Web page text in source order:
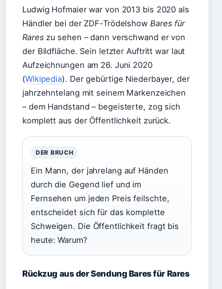
Ludwig Hofmaier war von 2013 bis 2020 als
Händler bei der ZDF-Trödelshow Bares für
Rares zu sehen – dann verschwand er von
der Bildfläche. Sein letzter Auftritt war laut
Aufzeichnungen am 26. Juni 2020
(Wikipedia). Der gebürtige Niederbayer, der
jahrzehntelang mit seinem Markenzeichen
– dem Handstand – begeisterte, zog sich
komplett aus der Öffentlichkeit zurück.
DER BRUCH
Ein Mann, der jahrelang auf Händen
durch die Gegend lief und im
Fernsehen um jeden Preis feilschte,
entscheidet sich für das komplette
Schweigen. Die Öffentlichkeit fragt bis
heute: Warum?
Rückzug aus der Sendung Bares für Rares